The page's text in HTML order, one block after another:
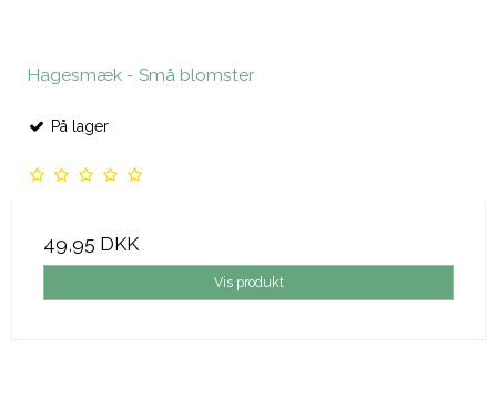
Hagesmæk - Små blomster
På lager
49,95 DKK
Vis produkt